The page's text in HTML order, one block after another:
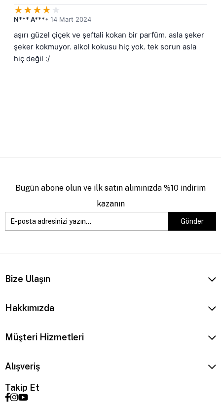
★★★★ ★
N*** A***• 14 Mart 2024
aşırı güzel çiçek ve şeftali kokan bir parfüm. asla şeker
şeker kokmuyor. alkol kokusu hiç yok. tek sorun asla
hiç değil :/
Bugün abone olun ve ilk satın alımınızda %10 indirim
kazanın
Gönder
Bize Ulaşın
Hakkımızda
Müşteri Hizmetleri
Alışveriş
Takip Et